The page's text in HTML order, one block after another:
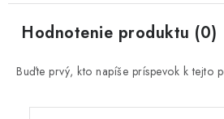
Hodnotenie produktu (0)
Buďte prvý, kto napíše príspevok k tejto